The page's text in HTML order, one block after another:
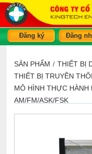
Đăng ký Đăng
SẢN PHẨM / THIẾT BỊ
THIẾT BỊ TRUYỀN
MÔ HÌNH THỰC HÀNH
AM/FM/ASK/FSK